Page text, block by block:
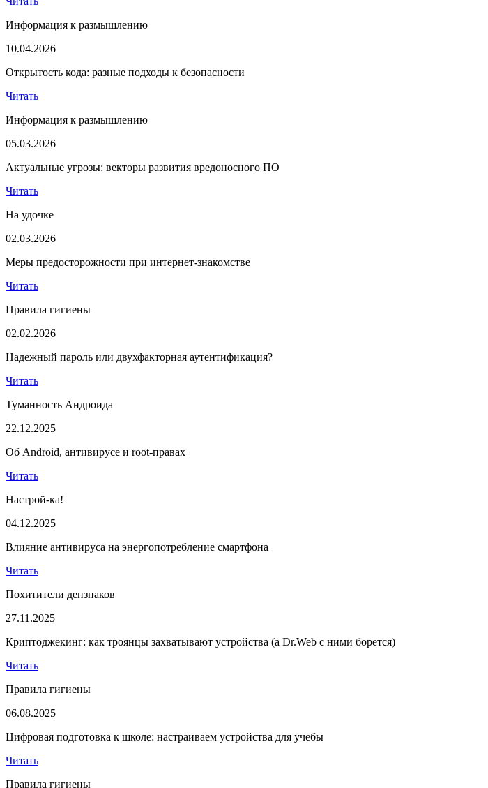
Информация к размышлению
10.04.2026
Открытость кода: разные подходы к безопасности
Читать
Информация к размышлению
05.03.2026
Актуальные угрозы: векторы развития вредоносного ПО
Читать
На удочке
02.03.2026
Меры предосторожности при интернет-знакомстве
Читать
Правила гигиены
02.02.2026
Надежный пароль или двухфакторная аутентификация?
Читать
Туманность Андроида
22.12.2025
Об Android, антивирусе и root-правах
Читать
Настрой-ка!
04.12.2025
Влияние антивируса на энергопотребление смартфона
Читать
Похитители дензнаков
27.11.2025
Криптоджекинг: как троянцы захватывают устройства (а Dr.Web с ними борется)
Читать
Правила гигиены
06.08.2025
Цифровая подготовка к школе: настраиваем устройства для учебы
Читать
Правила гигиены